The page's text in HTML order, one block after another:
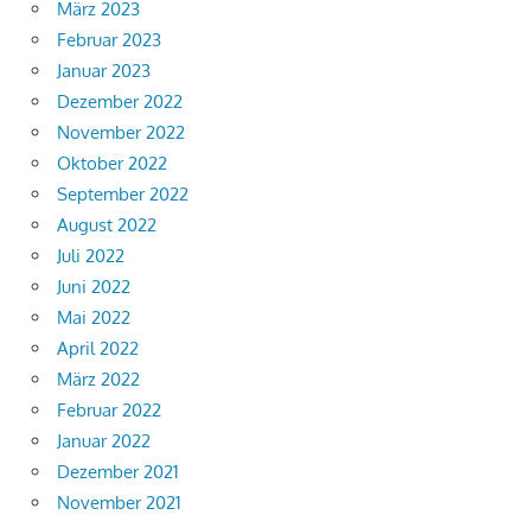
März 2023
Februar 2023
Januar 2023
Dezember 2022
November 2022
Oktober 2022
September 2022
August 2022
Juli 2022
Juni 2022
Mai 2022
April 2022
März 2022
Februar 2022
Januar 2022
Dezember 2021
November 2021